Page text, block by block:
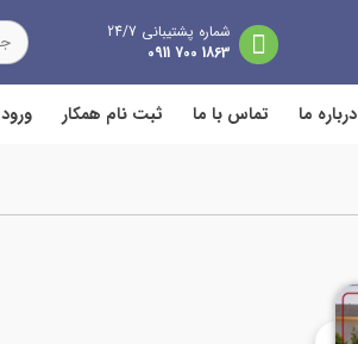
شماره پشتیبانی 24/7
1863 700 0911
درباره ما تماس با ما ثبت نام همکار ورود